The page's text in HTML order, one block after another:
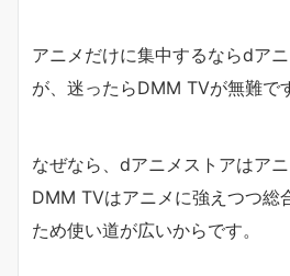
アニメだけに集中するならdア
が、迷ったらDMM TVが無難で
なぜなら、dアニメストアはアニ
DMM TVはアニメに強えつつ総
ため使い道が広いからです。